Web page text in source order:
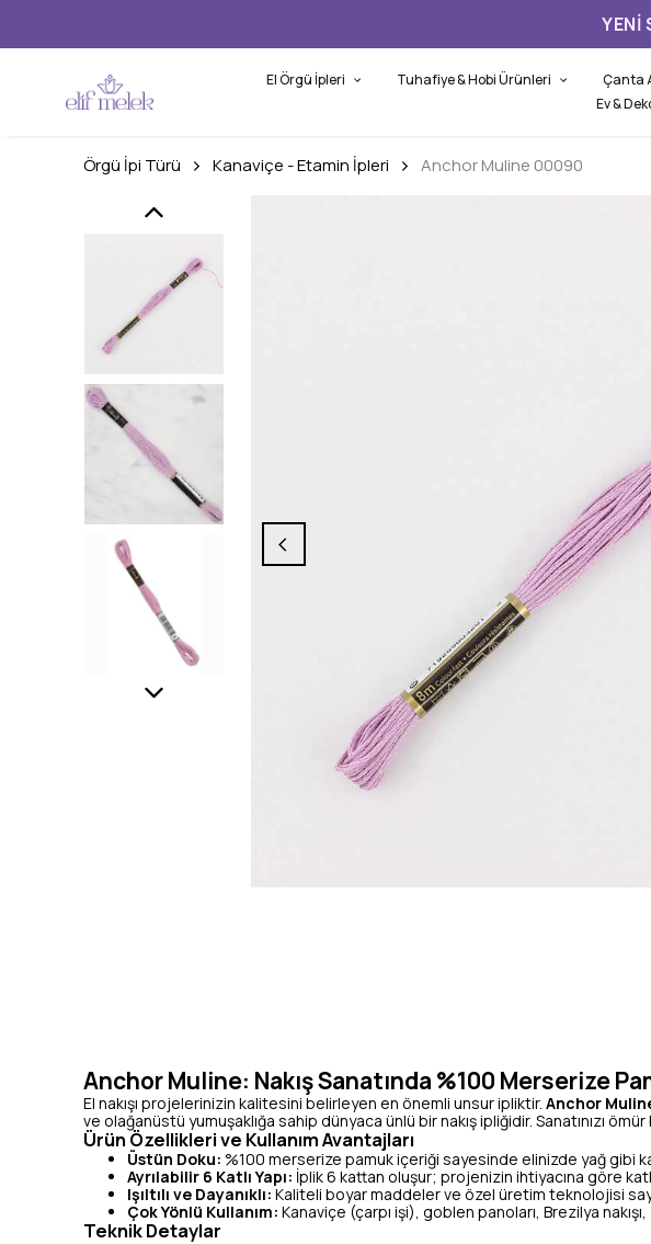
YENI
El Örgü İpleri Tuhafiye & Hobi Ürünleri Çanta
Ev &
Örgü İpi Türü Kanaviçe - Etamin İpleri Anchor Muline 00090
Anchor Muline: Nakış Sanatında %100 Merserize
El nakışı projelerinizin kalitesini belirleyen en önemli unsur ipliktir. Anchor
ve olağanüstü yumuşaklığa sahip dünyaca ünlü bir nakış ipliğidir. Sanatınızı
Ürün Özellikleri ve Kullanım Avantajları
Üstün Doku: %100 merserize pamuk içeriği sayesinde elinizde yağ gibi
Ayrılabilir 6 Katlı Yapı: İplik 6 kattan oluşur; projenizin ihtiyacına göre
Işıltılı ve Dayanıklı: Kaliteli boyar maddeler ve özel üretim teknolojisi
Çok Yönlü Kullanım: Kanaviçe (çarpı işi), goblen panoları, Brezilya
Teknik Detaylar